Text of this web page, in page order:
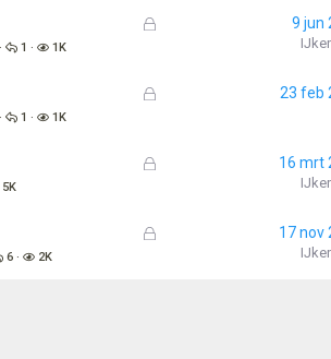
G
o
n
1 1K
9 jun
G
o
n
1 1K
23 feb
G
o
5K
16 mrt
G
6 2K
17 nov